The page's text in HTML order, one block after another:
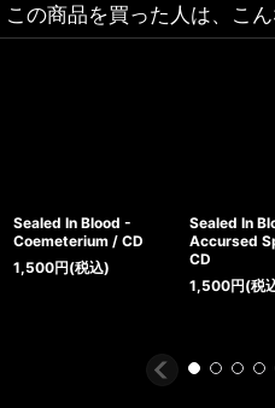
この商品を買った人は、こ
Sealed In Blood -
Coemeterium / CD
1,500円(税込)
Sealed In
Accursed
CD
1,500円(税